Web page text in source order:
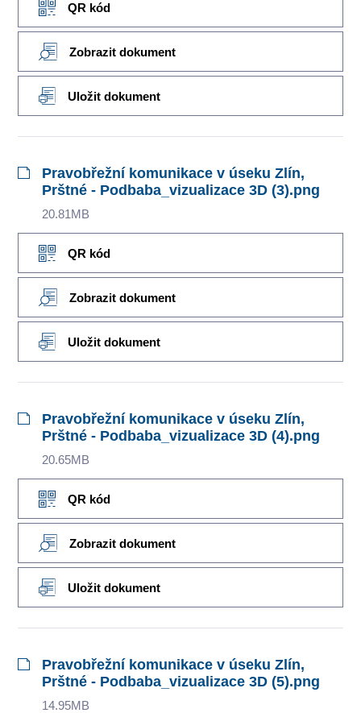
QR kód
Zobrazit dokument
Uložit dokument
Pravobřežní komunikace v úseku Zlín,
Prštné - Podbaba_vizualizace 3D (3).png
20.81MB
QR kód
Zobrazit dokument
Uložit dokument
Pravobřežní komunikace v úseku Zlín,
Prštné - Podbaba_vizualizace 3D (4).png
20.65MB
QR kód
Zobrazit dokument
Uložit dokument
Pravobřežní komunikace v úseku Zlín,
Prštné - Podbaba_vizualizace 3D (5).png
14.95MB